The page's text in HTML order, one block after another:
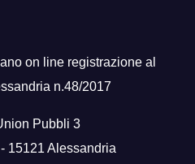
on line registrazione al
n.48/2017
Pubbli 3
15121 Alessandria